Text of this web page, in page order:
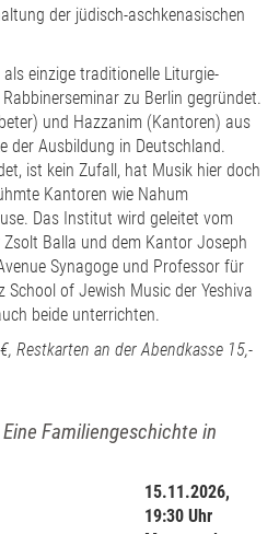
der jüdisch-aschkenasischen
einzige traditionelle Liturgie-
zu Berlin gegründet.
und Hazzanim (Kantoren) aus
der Ausbildung in Deutschland.
ist kein Zufall, hat Musik hier doch
Kantoren wie Nahum
Das Institut wird geleitet vom
Balla und dem Kantor Joseph
Synagoge und Professor für
School of Jewish Music der Yeshiva
beide unterrichten.
Restkarten an der Abendkasse 15,-
Familiengeschichte in
15.11.2026,
19:30 Uhr